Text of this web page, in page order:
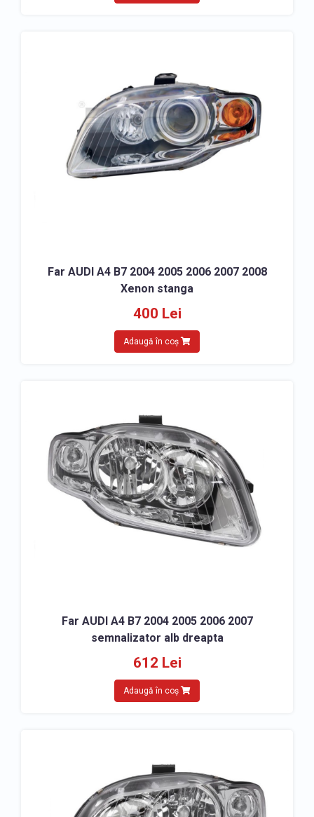
Far AUDI A4 B7 2004 2005 2006 2007 2008
Xenon stanga
400 Lei
Adaugă în coș
Far AUDI A4 B7 2004 2005 2006 2007
semnalizator alb dreapta
612 Lei
Adaugă în coș